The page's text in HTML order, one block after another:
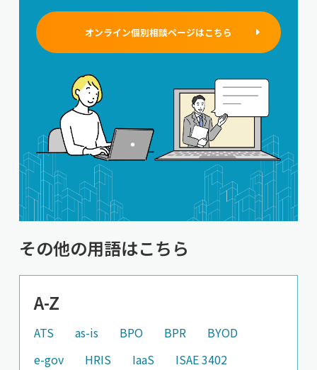
オンライン個別相談ページはこちら
その他の用語はこちら
A-Z
ATS as-is BPO BPR
BYOD
e-gov
HRIS IaaS
ISAE 3402